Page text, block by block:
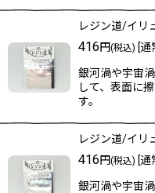
レジン道/イリ
416円(税込) [通
銀河渦や宇宙
して、表面に
す。
レジン道/イリ
416円(税込) [通
銀河渦や宇宙